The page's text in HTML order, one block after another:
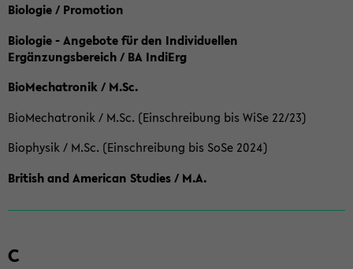
Biologie / Promotion
Biologie - Angebote für den Individuellen
Ergänzungsbereich / BA IndiErg
BioMechatronik / M.Sc.
BioMechatronik / M.Sc. (Einschreibung bis WiSe 22/23)
Biophysik / M.Sc. (Einschreibung bis SoSe 2024)
British and American Studies / M.A.
C